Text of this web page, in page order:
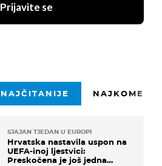
Prijavite se
NAJČITANIJE
SJAJAN TJEDAN U EUROPI
Hrvatska nastavila uspon na
UEFA-inoj ljestvici:
Preskočena je još jedna